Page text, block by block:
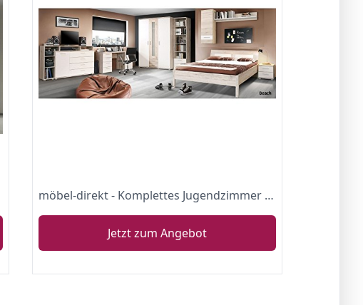
möbel-direkt - Komplettes Jugendzimmer Beach
Jetzt zum Angebot